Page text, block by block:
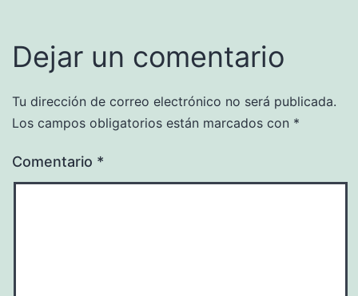
Dejar un comentario
Tu dirección de correo electrónico no será publicada.
Los campos obligatorios están marcados con *
Comentario *